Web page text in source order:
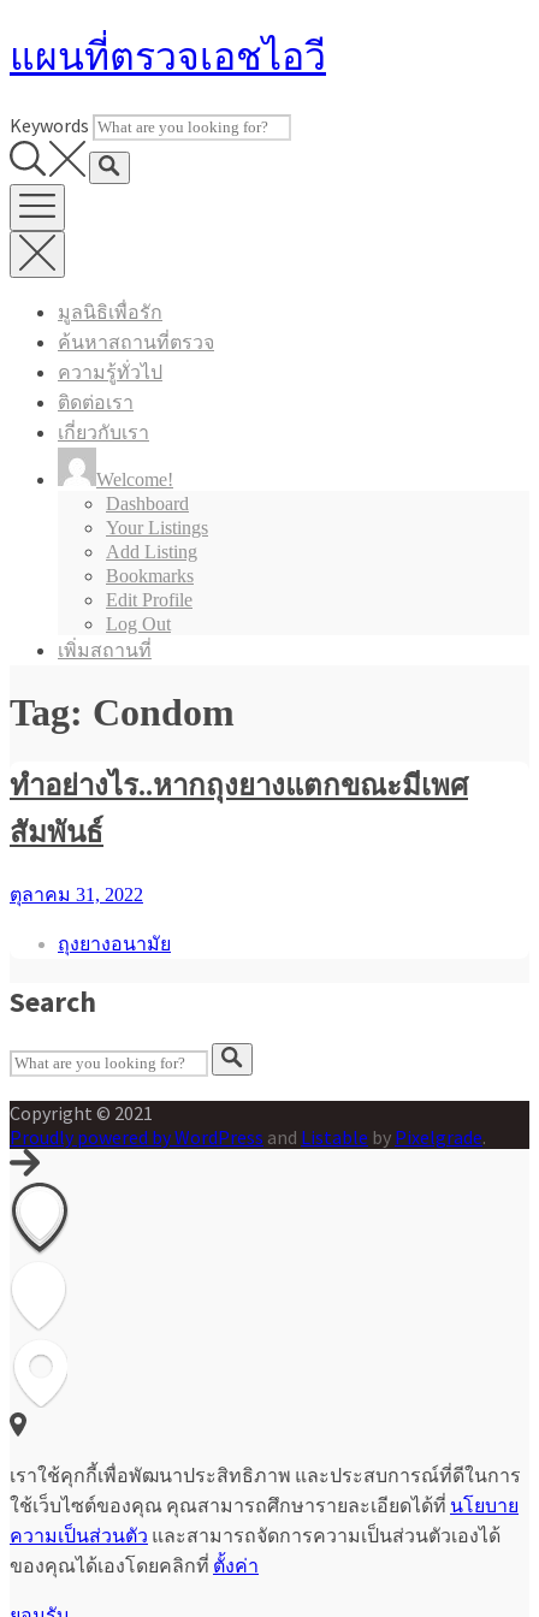
to
แผนที่ตรวจเอชไอวี
Keywords
มูลนิธิเพื่อรัก
ค้นหาสถานที่ตรวจ
ความรู้ทั่วไป
ติดต่อเรา
เกี่ยวกับเรา
Welcome!
Dashboard
Your Listings
Add Listing
Bookmarks
Edit Profile
Log Out
เพิ่มสถานที่
Tag: Condom
ทำอย่างไร..หากถุงยางแตกขณะมีเพศ
สัมพันธ์
ตุลาคม 31, 2022
ถุงยางอนามัย
Search
Copyright © 2021
Proudly powered by WordPress and Listable by Pixelgrade.
เราใช้คุกกี้เพื่อพัฒนาประสิทธิภาพ และประสบการณ์ที่ดีในการ
ใช้เว็บไซต์ของคุณ คุณสามารถศึกษารายละเอียดได้ที่ นโยบาย
ความเป็นส่วนตัว และสามารถจัดการความเป็นส่วนตัวเองได้
ของคุณได้เองโดยคลิกที่ ตั้งค่า